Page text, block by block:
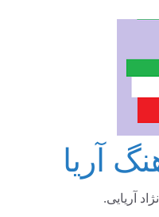
آریا
آریایی.